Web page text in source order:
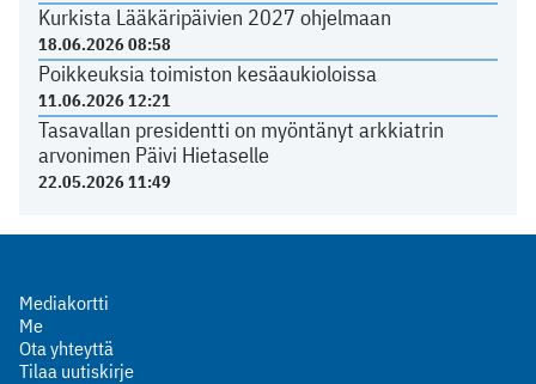
Kurkista Lääkäripäivien 2027 ohjelmaan
18.06.2026 08:58
Poikkeuksia toimiston kesäaukioloissa
11.06.2026 12:21
Tasavallan presidentti on myöntänyt arkkiatrin
arvonimen Päivi Hietaselle
22.05.2026 11:49
Mediakortti
Me
Ota yhteyttä
Tilaa uutiskirje